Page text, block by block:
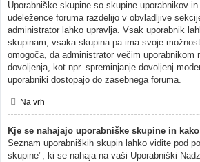
Uporabniške skupine so skupine uporabnikov
udeležence foruma razdelijo v obvladljive
administrator lahko upravlja. Vsak uporabnik
skupinam, vsaka skupina pa ima svoje
omogoča, da administrator večim uporabnikom
dovoljenja, kot npr. spreminjanje dovoljenj
uporabniki dostopajo do zasebnega foruma.
Na vrh
Kje se nahajajo uporabniške skupine in
Seznam uporabniških skupin lahko vidite pod
skupine", ki se nahaja na vaši Uporabniški